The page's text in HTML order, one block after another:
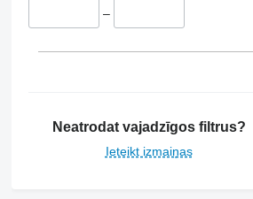
–
Neatrodat vajadzīgos filtrus?
Ieteikt izmaiņas